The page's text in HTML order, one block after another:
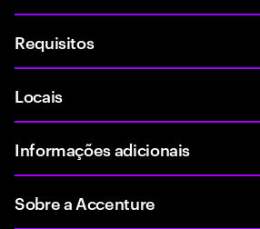
Requisitos
Locais
Informações adicionais
Sobre a Accenture